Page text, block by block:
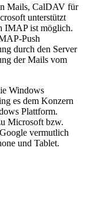
Mails, CalDAV für
unterstützt
IMAP ist möglich.
Push
durch den Server
der Mails vom
Windows
es dem Konzern
Plattform.
Microsoft bzw.
vermutlich
und Tablet.